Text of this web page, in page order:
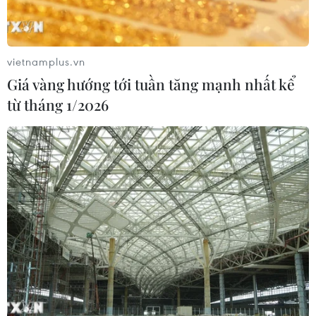
An Giang: Kịp thời hỗ trợ các hộ dân
bị cháy nhà tại xóm Chăm La Ma
Đồng chí Lê Quang Đạo - nhà lãnh
đạo tài năng của Đảng và cách mạng
Việt Nam
07/08/2026 09:49
Tháo gỡ dứt điểm vướng mắc hiện
hữu dự án Nhà máy điện hạt nhân
Ninh Thuận
07/08/2026 09:27
vietnamplus.vn
Giá vàng hướng tới tuần tăng mạnh nhất kể
từ tháng 1/2026